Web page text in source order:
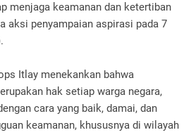
menjaga keamanan dan ketertiban
aksi penyampaian aspirasi pada 7
Itlay menekankan bahwa
hak setiap warga negara,
cara yang baik, damai, dan
keamanan, khususnya di wilayah